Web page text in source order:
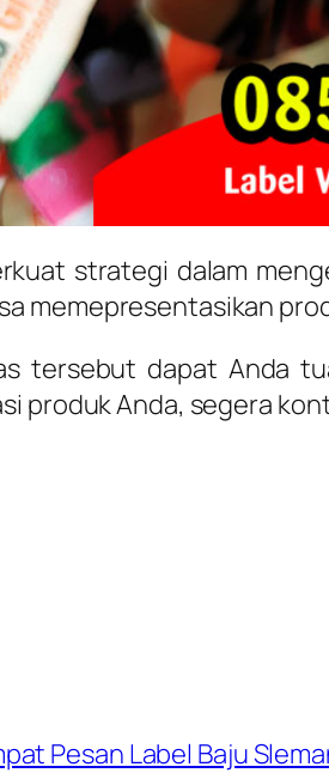
strategi dalam
memepresentasikan
tersebut dapat Anda
produk Anda, segera
Pesan Label Baju